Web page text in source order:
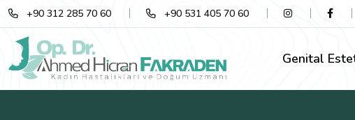
+90 312 285 70 60 +90 531 405 70 60
Genital